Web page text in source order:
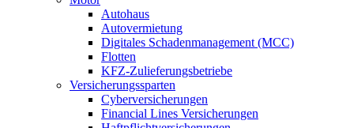
Autohaus
Autovermietung
Digitales Schadenmanagement (MCC)
Flotten
KFZ-Zulieferungsbetriebe
Versicherungssparten
Cyberversicherungen
Financial Lines Versicherungen